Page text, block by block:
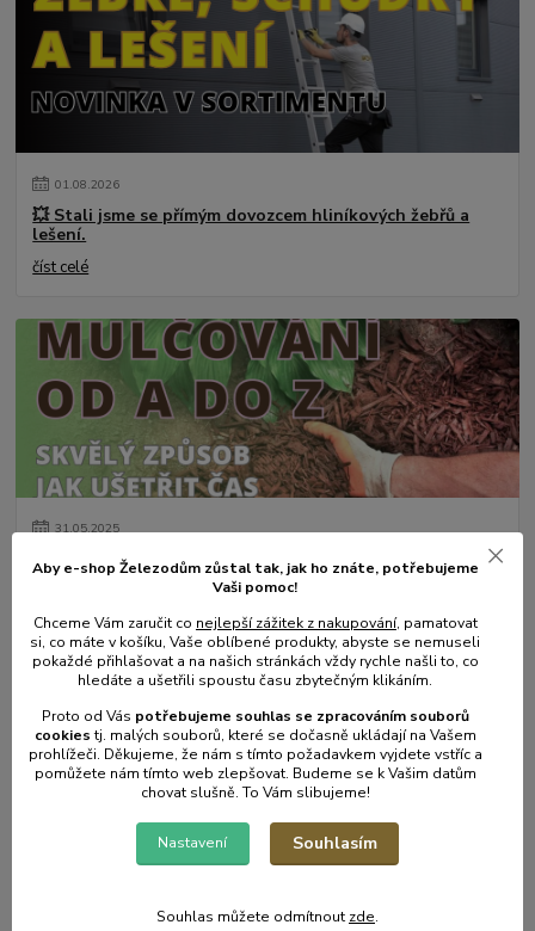
01.08.2026
💥 Stali jsme se přímým dovozcem hliníkových žebřů a
lešení.
číst celé
31.05.2025
Mulčování od A do Z.
Aby e-shop Železodům zůstal tak, jak ho znáte, potřebujeme
Vaši pomoc!
Chceme Vám zaručit co nejlepší zážitek z nakupování, pamatovat
si, co máte v košíku, Vaše oblíbené produkty, abyste se nemuseli
pokaždé přihlašovat a na našich stránkách vždy rychle našli to, co
hledáte a ušetřili spoustu času zbytečným klikáním.
Proto od Vás potřebujeme souhlas se zpracováním souborů
cookiestj. malých souborů, které se dočasně ukládají na Vašem
prohlížeči. Děkujeme, že nám s tímto požadavkem vyjdete vstříc a
pomůžete nám tímto web zlepšovat. Budeme se k Vašim datům
chovat slušně. To Vám slibujeme!
Nastavení Souhlasím
Souhlas můžete odmítnout zde.